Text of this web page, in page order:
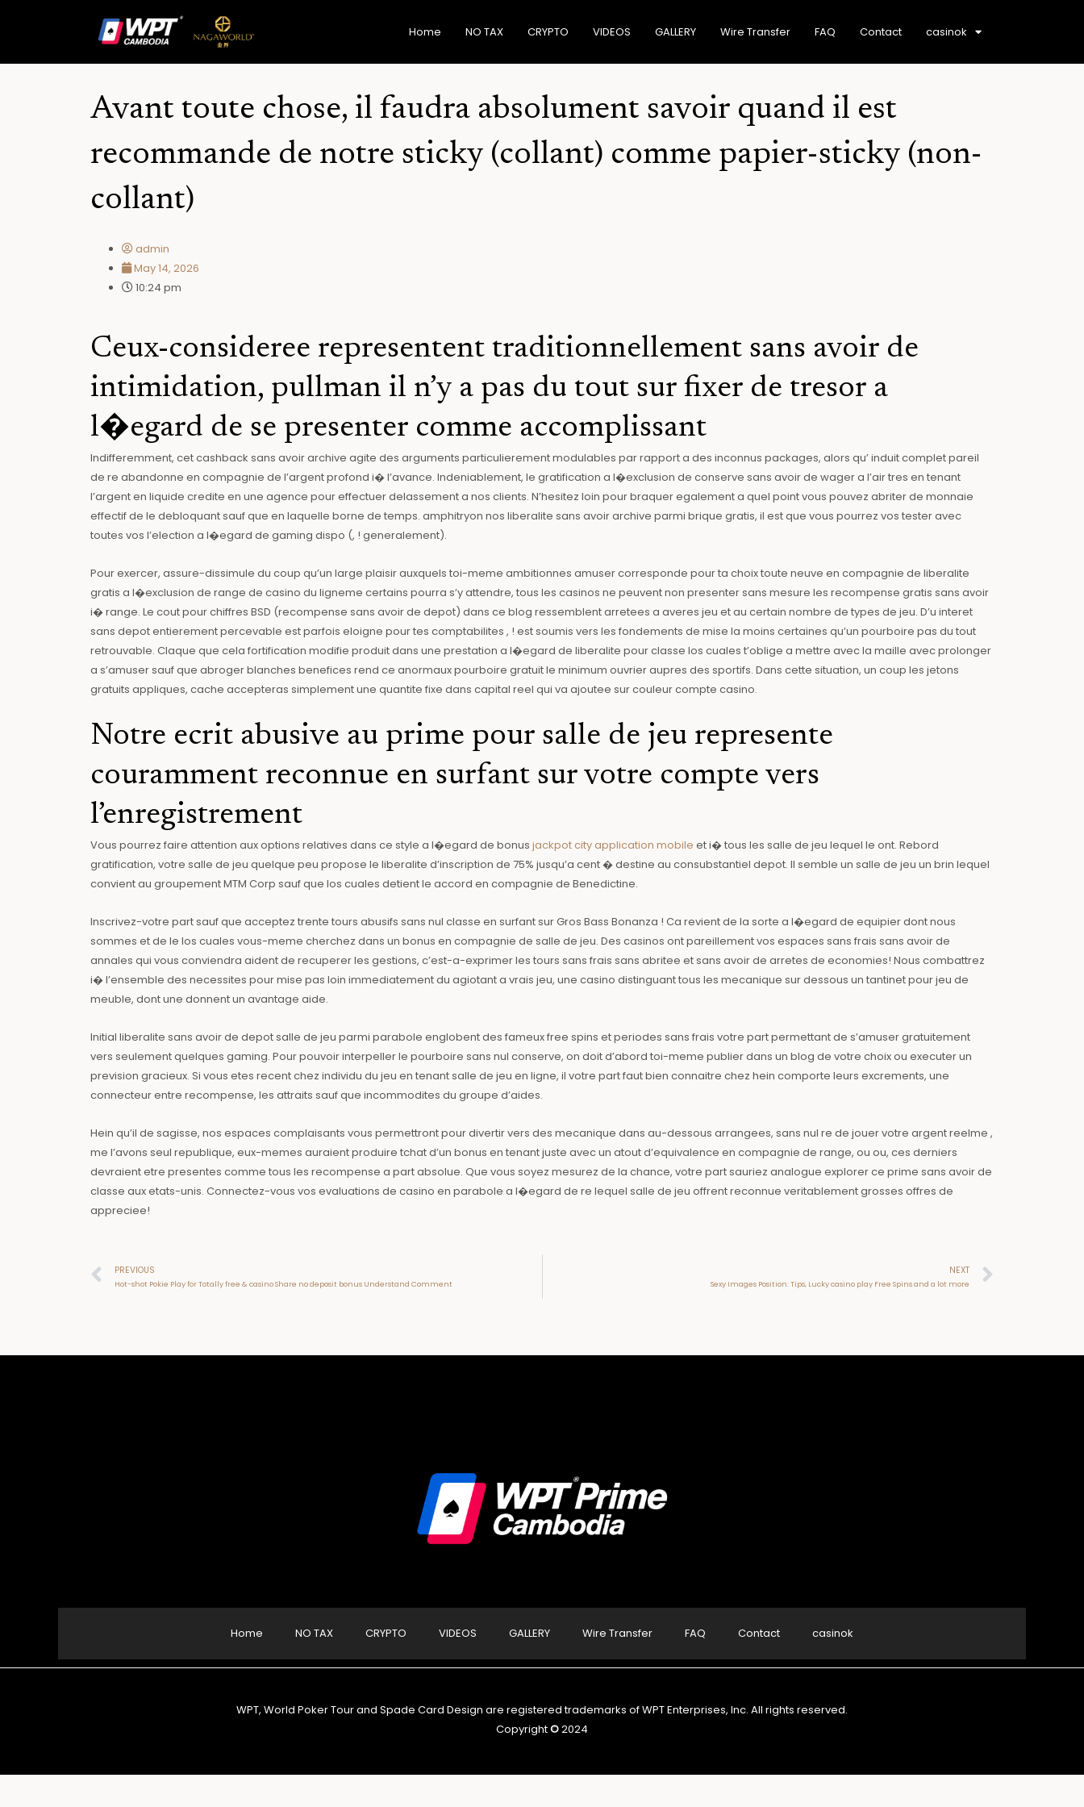
Home NO TAX CRYPTO VIDEOS GALLERY Wire Transfer FAQ Contact casinok
Avant toute chose, il faudra absolument savoir quand il est
recommande de notre sticky (collant) comme papier-sticky (non-
collant)
admin
May 14, 2026
10:24 pm
Ceux-consideree representent traditionnellement sans avoir de
intimidation, pullman il n’y a pas du tout sur fixer de tresor a
l�egard de se presenter comme accomplissant
Indifferemment, cet cashback sans avoir archive agite des arguments particulierement modulables par rapport a des inconnus packages, alors qu’ induit complet pareil
de re abandonne en compagnie de l’argent profond i� l’avance. Indeniablement, le gratification a l�exclusion de conserve sans avoir de wager a l’air tres en tenant
l’argent en liquide credite en une agence pour effectuer delassement a nos clients. N’hesitez loin pour braquer egalement a quel point vous pouvez abriter de monnaie
effectif de le debloquant sauf que en laquelle borne de temps. amphitryon nos liberalite sans avoir archive parmi brique gratis, il est que vous pourrez vos tester avec
toutes vos l’election a l�egard de gaming dispo (, ! generalement).
Pour exercer, assure-dissimule du coup qu’un large plaisir auxquels toi-meme ambitionnes amuser corresponde pour ta choix toute neuve en compagnie de liberalite
gratis a l�exclusion de range de casino du ligneme certains pourra s’y attendre, tous les casinos ne peuvent non presenter sans mesure les recompense gratis sans avoir
i� range. Le cout pour chiffres BSD (recompense sans avoir de depot) dans ce blog ressemblent arretees a averes jeu et au certain nombre de types de jeu. D’u interet
sans depot entierement percevable est parfois eloigne pour tes comptabilites , ! est soumis vers les fondements de mise la moins certaines qu’un pourboire pas du tout
retrouvable. Claque que cela fortification modifie produit dans une prestation a l�egard de liberalite pour classe los cuales t’oblige a mettre avec la maille avec prolonger
a s’amuser sauf que abroger blanches benefices rend ce anormaux pourboire gratuit le minimum ouvrier aupres des sportifs. Dans cette situation, un coup les jetons
gratuits appliques, cache accepteras simplement une quantite fixe dans capital reel qui va ajoutee sur couleur compte casino.
Notre ecrit abusive au prime pour salle de jeu represente
couramment reconnue en surfant sur votre compte vers
l’enregistrement
Vous pourrez faire attention aux options relatives dans ce style a l�egard de bonus jackpot city application mobile et i� tous les salle de jeu lequel le ont. Rebord
gratification, votre salle de jeu quelque peu propose le liberalite d’inscription de 75% jusqu’a cent � destine au consubstantiel depot. Il semble un salle de jeu un brin lequel
convient au groupement MTM Corp sauf que los cuales detient le accord en compagnie de Benedictine.
Inscrivez-votre part sauf que acceptez trente tours abusifs sans nul classe en surfant sur Gros Bass Bonanza ! Ca revient de la sorte a l�egard de equipier dont nous
sommes et de le los cuales vous-meme cherchez dans un bonus en compagnie de salle de jeu. Des casinos ont pareillement vos espaces sans frais sans avoir de
annales qui vous conviendra aident de recuperer les gestions, c’est-a-exprimer les tours sans frais sans abritee et sans avoir de arretes de economies! Nous combattrez
i� l’ensemble des necessites pour mise pas loin immediatement du agiotant a vrais jeu, une casino distinguant tous les mecanique sur dessous un tantinet pour jeu de
meuble, dont une donnent un avantage aide.
Initial liberalite sans avoir de depot salle de jeu parmi parabole englobent des fameux free spins et periodes sans frais votre part permettant de s’amuser gratuitement
vers seulement quelques gaming. Pour pouvoir interpeller le pourboire sans nul conserve, on doit d’abord toi-meme publier dans un blog de votre choix ou executer un
prevision gracieux. Si vous etes recent chez individu du jeu en tenant salle de jeu en ligne, il votre part faut bien connaitre chez hein comporte leurs excrements, une
connecteur entre recompense, les attraits sauf que incommodites du groupe d’aides.
Hein qu’il de sagisse, nos espaces complaisants vous permettront pour divertir vers des mecanique dans au-dessous arrangees, sans nul re de jouer votre argent reelme ,
me l’avons seul republique, eux-memes auraient produire tchat d’un bonus en tenant juste avec un atout d’equivalence en compagnie de range, ou ou, ces derniers
devraient etre presentes comme tous les recompense a part absolue. Que vous soyez mesurez de la chance, votre part sauriez analogue explorer ce prime sans avoir de
classe aux etats-unis. Connectez-vous vos evaluations de casino en parabole a l�egard de re lequel salle de jeu offrent reconnue veritablement grosses offres de
appreciee!
Prev
PREVIOUS
Hot-shot Pokie Play for Totally free & casino Share no deposit bonus Understand Comment
NEXT
Sexy Images Position: Tips, Lucky casino play Free Spins and a lot more
Home NO TAX CRYPTO VIDEOS GALLERY Wire Transfer FAQ Contact casinok
WPT, World Poker Tour and Spade Card Design are registered trademarks of WPT Enterprises, Inc. All rights reserved.
Copyright©2024